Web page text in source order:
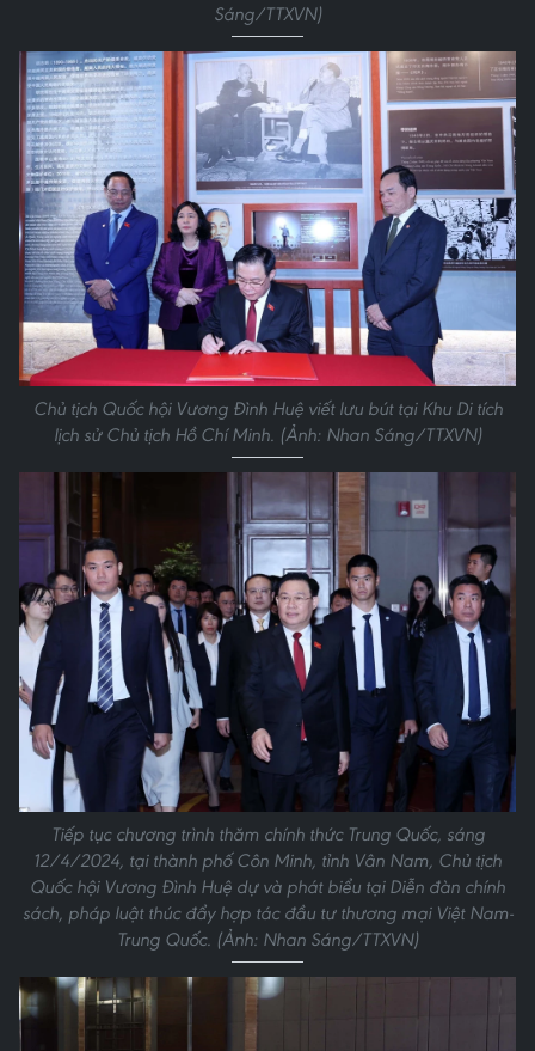
Sáng/TTXVN)
Chủ tịch Quốc hội Vương Đình Huệ viết lưu bút tại Khu Di tích
lịch sử Chủ tịch Hồ Chí Minh. (Ảnh: Nhan Sáng/TTXVN)
Tiếp tục chương trình thăm chính thức Trung Quốc, sáng
12/4/2024, tại thành phố Côn Minh, tỉnh Vân Nam, Chủ tịch
Quốc hội Vương Đình Huệ dự và phát biểu tại Diễn đàn chính
sách, pháp luật thúc đẩy hợp tác đầu tư thương mại Việt Nam-
Trung Quốc. (Ảnh: Nhan Sáng/TTXVN)